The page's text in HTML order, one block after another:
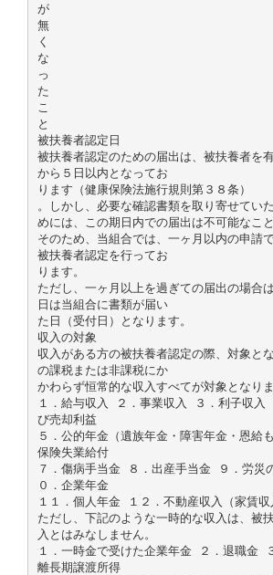
が
無
く
な
っ
た
こ
と
被扶養者認定日
被扶養者認定のための届出は、被扶養者を
から５日以内となってお
ります（健康保険法施行規則第３８条）
。しかし、必要な確認書類を取り寄せてい
めには、この期日内での届出は不可能なこと
そのため、当組合では、一ヶ月以内の申請
被扶養者認定を行ってお
ります。
ただし、一ヶ月以上を過ぎての届出の場合
日は当組合に書類が届い
た日（受付日）となります。
収入の対象
収入がある方の被扶養者認定の際、対象と
の課税または非課税にか
かわらず恒常的な収入すべてが対象となりま
１．給与収入 ２．事業収入 ３．利子収入
び売却利益
５．公的年金（遺族年金・障害年金・恩給
保険失業給付
７．傷病手当金 ８．出産手当金 ９．労災
０．企業年金
１１．個人年金 １２．不動産収入（家賃収
ただし、下記のような一時的な収入は、被
入とはみなしません。
１．一時金で受けた企業年金 ２．退職金
離長期譲渡所得